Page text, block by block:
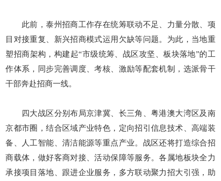
此前，泰州招商工作存在统筹联动不足、力量分散、项
目对接重复、新兴招商模式运用欠缺等问题。为此，当地重
塑招商架构，构建起“市级统筹、战区攻坚、板块落地”的工
作体系，同步完善调度、考核、激励等配套机制，选派骨干
干部奔赴招商一线。
四大战区分别布局京津冀、长三角、粤港澳大湾区及南
京都市圈，结合区域产业特色，定向招引信息技术、高端装
备、人工智能、清洁能源等重点产业。战区还将打造综合招
商载体，做好客商对接、活动保障等服务。各属地板块全力
承接项目落地、跟进企业服务，多方联动聚力招大引强，助